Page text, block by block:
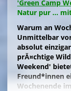
'Green Camp
Natur pur ...
Warum an
Unmittelbar
absolut
prĂ¤chtige
Weekend'
Freund*innen
Wochenende